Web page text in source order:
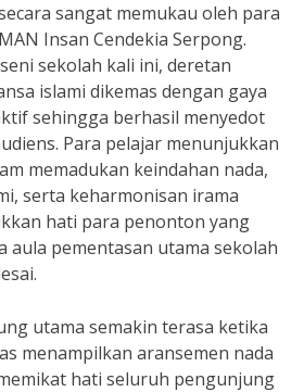
sangat memukau oleh para
Insan Cendekia Serpong.
sekolah kali ini, deretan
islami dikemas dengan gaya
sehingga berhasil menyedot
Para pelajar menunjukkan
memadukan keindahan nada,
serta keharmonisan irama
hati para penonton yang
aula pementasan utama sekolah
utama semakin terasa ketika
menampilkan aransemen nada
hati seluruh pengunjung